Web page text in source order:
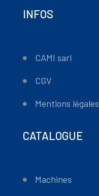
INFOS
CAMI sarl
CGV
Mentions légales
CATALOGUE
Machines